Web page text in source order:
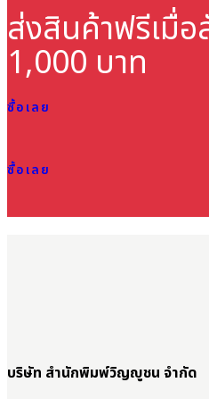
ส่งสินค้าฟรีเมื่
1,000 บาท
ซื้อเลย
ซื้อเลย
บริษัท สำนักพิมพ์วิญญูชน จำกัด